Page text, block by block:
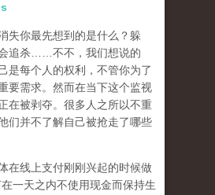
失你最先想到的是什么？躲
追杀……不不，我们想说的
是每个人的权利，不管你为了
要需求。然而在当下这个监视
在被剥夺。很多人之所以不重
们并不了解自己被抢走了哪些
在线上支付刚刚兴起的时候做
一天之内不使用现金而保持生